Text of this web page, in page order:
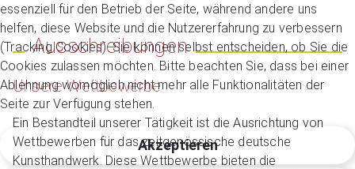
Ausschreibungen
Unsere Wettbewerbe
Ein Bestandteil unserer Tätigkeit ist die Ausrichtung von
Wettbewerben für das zeitgenössische deutsche
Kunsthandwerk. Diese Wettbewerbe bieten die
essenziell für den Betrieb der Seite, während andere uns
helfen, diese Website und die Nutzererfahrung zu verbessern
(Tracking Cookies). Sie können selbst entscheiden, ob Sie die
Cookies zulassen möchten. Bitte beachten Sie, dass bei einer
Ablehnung womöglich nicht mehr alle Funktionalitäten der
Seite zur Verfügung stehen.
Akzeptieren